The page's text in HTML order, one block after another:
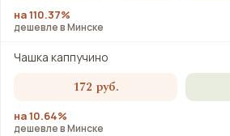
на 110.37%
дешевле в Минске
Чашка каппучино
172 руб.
на 10.64%
дешевле в Минске